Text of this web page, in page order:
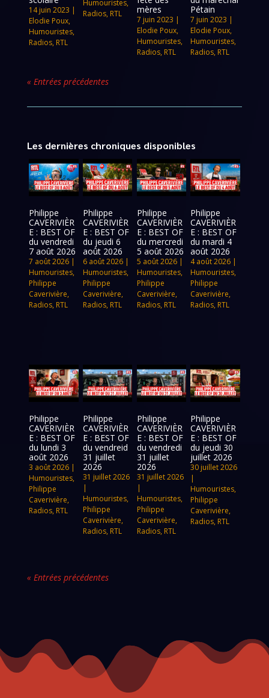
14 juin 2023 |
Elodie Poux,
Humouristes,
Radios, RTL
Humouristes,
Radios, RTL
mères
7 juin 2023 |
Elodie Poux,
Humouristes,
Radios, RTL
Pétain
7 juin 2023 |
Elodie Poux,
Humouristes,
Radios, RTL
« Entrées précédentes
Les dernières chroniques disponibles
Philippe
CAVERIVIÈR
E : BEST OF
du vendredi
7 août 2026
7 août 2026 |
Humouristes,
Philippe
Caverivière,
Radios, RTL
Philippe
CAVERIVIÈR
E : BEST OF
du jeudi 6
août 2026
6 août 2026|
Humouristes,
Philippe
Caverivière,
Radios, RTL
Philippe
CAVERIVIÈR
E : BEST OF
du mercredi
5 août 2026
5 août 2026|
Humouristes,
Philippe
Caverivière,
Radios, RTL
Philippe
CAVERIVIÈR
E : BEST OF
du mardi 4
août 2026
4 août 2026 |
Humouristes,
Philippe
Caverivière,
Radios, RTL
Philippe
CAVERIVIÈR
E : BEST OF
du lundi 3
août 2026
3 août 2026 |
Humouristes,
Philippe
Caverivière,
Radios, RTL
Philippe
CAVERIVIÈR
E : BEST OF
du vendreid
31 juillet
2026
31 juillet 2026
|
Humouristes,
Philippe
Caverivière,
Radios, RTL
Philippe
CAVERIVIÈR
E : BEST OF
du vendredi
31 juillet
2026
31 juillet 2026
|
Humouristes,
Philippe
Caverivière,
Radios, RTL
Philippe
CAVERIVIÈR
E : BEST OF
du jeudi 30
juillet 2026
30 juillet 2026
|
Humouristes,
Philippe
Caverivière,
Radios, RTL
« Entrées précédentes